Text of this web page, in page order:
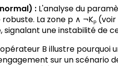
: L'analyse du
La zone p ∧ ¬Kₚ (voir
signalant une instabilité de
B illustre pourquoi
sur un scénario